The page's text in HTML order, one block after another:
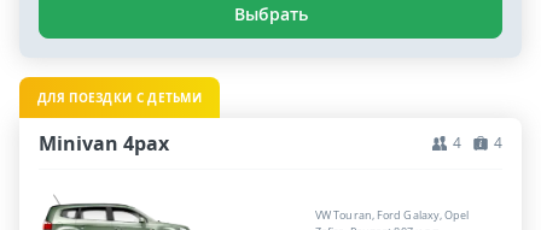
Выбрать
ДЛЯ ПОЕЗДКИ С ДЕТЬМИ
Minivan 4pax 4 4
VW Touran, Ford Galaxy, Opel